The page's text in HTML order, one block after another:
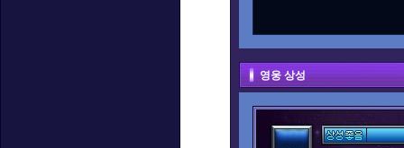
영웅 상성